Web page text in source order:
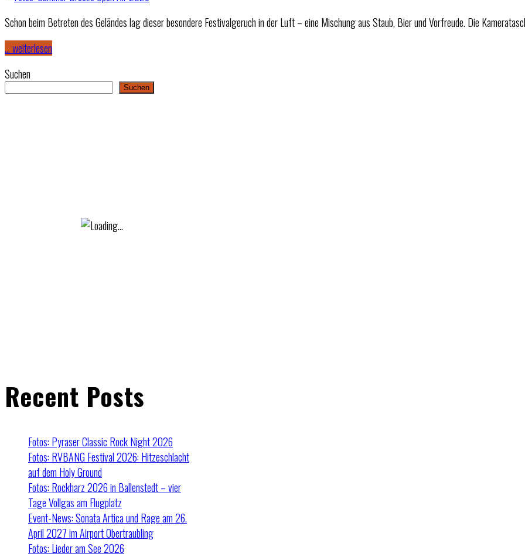
Schon beim Betreten des Geländes lag dieser besondere Festivalgeruch in der Luft – eine Mischung aus Staub, Bier und Vorfreude. Die
… weiterlesen
Suchen
Suchen
Recent Posts
Fotos: Pyraser Classic Rock Night 2026
Fotos: RVBANG Festival 2026: Hitzeschlacht
auf dem Holy Ground
Fotos: Rockharz 2026 in Ballenstedt – vier
Tage Vollgas am Flugplatz
Event-News: Sonata Artica und Rage am 26.
April 2027 im Airport Obertraubling
Fotos: Lieder am See 2026